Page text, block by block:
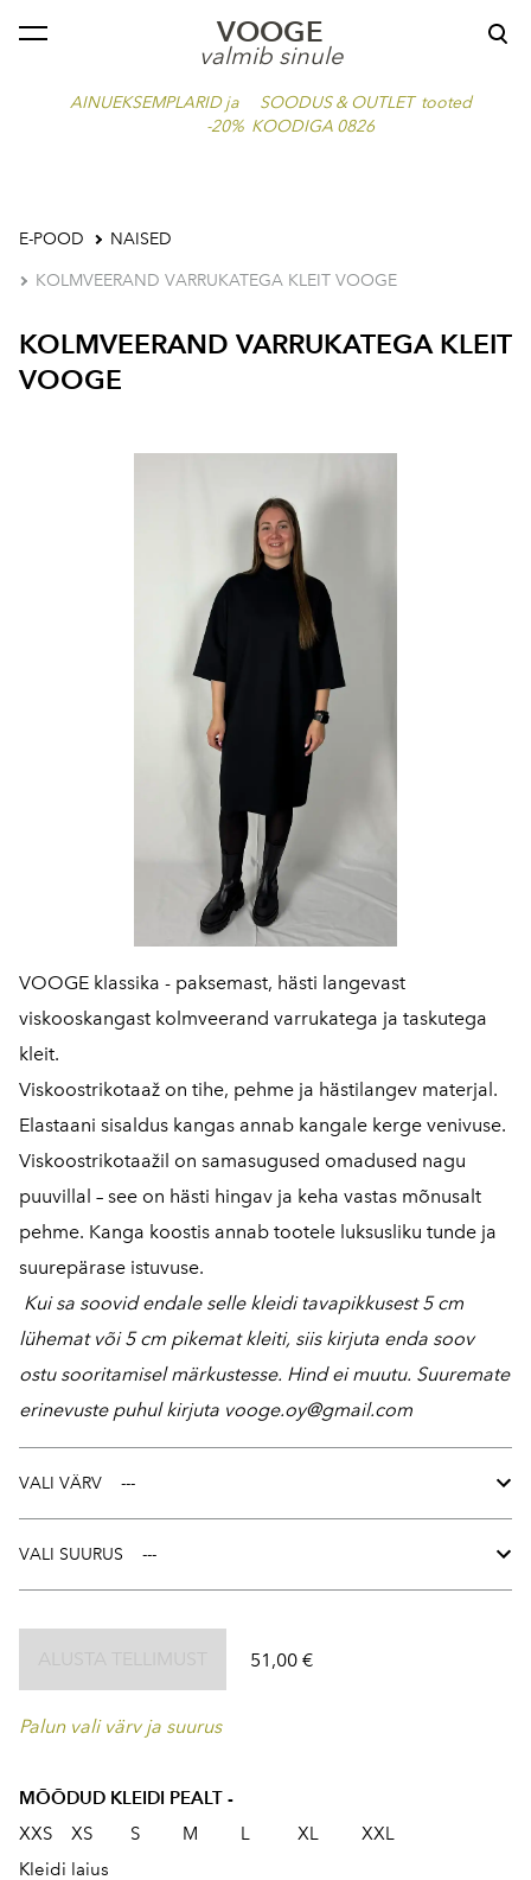
VOOGE
valmib sinule
AINUEKSEMPLARID ja SOODUS & OUTLET tooted
-20% KOODIGA 0826
lisati ostukorvi. Vaata ostukorvi
E-POOD NAISED
KOLMVEERAND VARRUKATEGA KLEIT VOOGE
KOLMVEERAND VARRUKATEGA KLEIT
VOOGE
VOOGE klassika - paksemast, hästi langevast
viskooskangast kolmveerand varrukatega ja taskutega
kleit.
Viskoostrikotaaž on tihe, pehme ja hästilangev materjal.
Elastaani sisaldus kangas annab kangale kerge venivuse.
Viskoostrikotaažil on samasugused omadused nagu
puuvillal – see on hästi hingav ja keha vastas mõnusalt
pehme. Kanga koostis annab tootele luksusliku tunde ja
suurepärase istuvuse.
Kui sa soovid endale selle kleidi tavapikkusest 5 cm
lühemat või 5 cm pikemat kleiti, siis kirjuta enda soov
ostu sooritamisel märkustesse. Hind ei muutu. Suuremate
erinevuste puhul kirjuta vooge.oy@gmail.com
VALI VÄRV
VALI SUURUS
51,00 €
Palun vali värv ja suurus
MÕÕDUD KLEIDI PEALT -
XXS XS S M L XL XXL
Kleidi laius